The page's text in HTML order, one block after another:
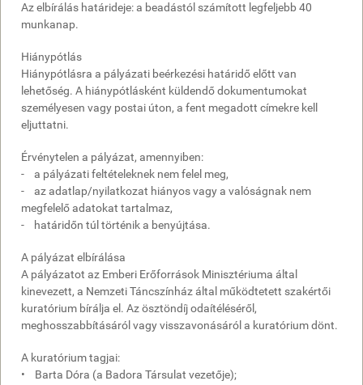
Az elbírálás határideje: a beadástól számított legfeljebb 40
munkanap.
Hiánypótlás
Hiánypótlásra a pályázati beérkezési határidő előtt van
lehetőség. A hiánypótlásként küldendő dokumentumokat
személyesen vagy postai úton, a fent megadott címekre kell
eljuttatni.
Érvénytelen a pályázat, amennyiben:
- a pályázati feltételeknek nem felel meg,
- az adatlap/nyilatkozat hiányos vagy a valóságnak nem
megfelelő adatokat tartalmaz,
- határidőn túl történik a benyújtása.
A pályázat elbírálása
A pályázatot az Emberi Erőforrások Minisztériuma által
kinevezett, a Nemzeti Táncszínház által működtetett szakértői
kuratórium bírálja el. Az ösztöndíj odaítéléséről,
meghosszabbításáról vagy visszavonásáról a kuratórium dönt.
A kuratórium tagjai:
• Barta Dóra (a Badora Társulat vezetője);